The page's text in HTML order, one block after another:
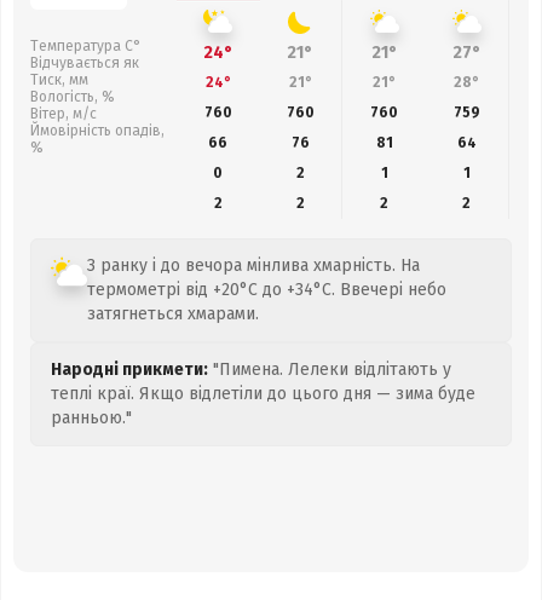
Температура С°
Відчувається як
Тиск, мм
Вологість, %
Вітер, м/с
Ймовірність опадів,
%
24° 21° 21° 27°
24° 21° 21° 28°
760
760 760 759
66
76 81 64
0
2 1
1
2
2 2 2
З ранку і до вечора мінлива хмарність. На
термометрі від +20°C до +34°C. Ввечері небо
затягнеться хмарами.
Народні прикмети: "Пимена. Лелеки відлітають у
теплі краї. Якщо відлетіли до цього дня — зима буде
ранньою."